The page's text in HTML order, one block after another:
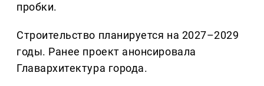
пробки.
Строительство планируется на 2027–2029
годы. Ранее проект анонсировала
Главархитектура города.